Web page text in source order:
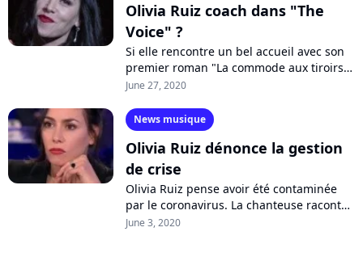
Olivia Ruiz coach dans "The
Voice" ?
Si elle rencontre un bel accueil avec son
premier roman "La commode aux tiroirs
de couleurs", Olivia Ruiz ne ferme pas la
June 27, 2020
News musique
Olivia Ruiz dénonce la gestion
de crise
Olivia Ruiz pense avoir été contaminée
par le coronavirus. La chanteuse raconte
ses symptômes et lance un petit tacle au
June 3, 2020